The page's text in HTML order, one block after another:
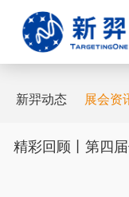
新羿动态 展会资
精彩回顾丨第四